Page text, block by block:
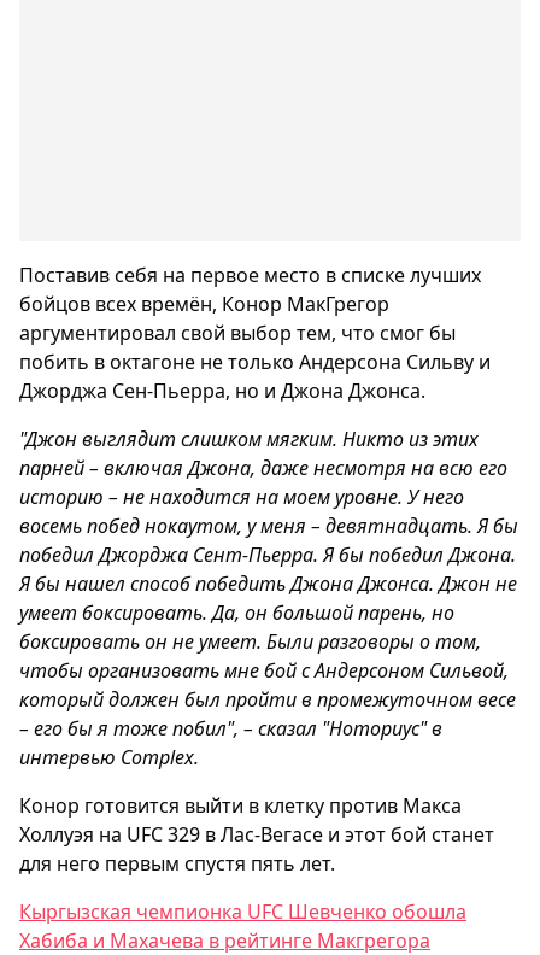
Поставив себя на первое место в списке лучших
бойцов всех времён, Конор МакГрегор
аргументировал свой выбор тем, что смог бы
побить в октагоне не только Андерсона Сильву и
Джорджа Сен-Пьерра, но и Джона Джонса.
"Джон выглядит слишком мягким. Никто из этих
парней – включая Джона, даже несмотря на всю его
историю – не находится на моем уровне. У него
восемь побед нокаутом, у меня – девятнадцать. Я бы
победил Джорджа Сент-Пьерра. Я бы победил Джона.
Я бы нашел способ победить Джона Джонса. Джон не
умеет боксировать. Да, он большой парень, но
боксировать он не умеет. Были разговоры о том,
чтобы организовать мне бой с Андерсоном Сильвой,
который должен был пройти в промежуточном весе
– его бы я тоже побил", – сказал "Ноториус" в
интервью Complex.
Конор готовится выйти в клетку против Макса
Холлуэя на UFC 329 в Лас-Вегасе и этот бой станет
для него первым спустя пять лет.
Кыргызская чемпионка UFC Шевченко обошла
Хабиба и Махачева в рейтинге Макгрегора